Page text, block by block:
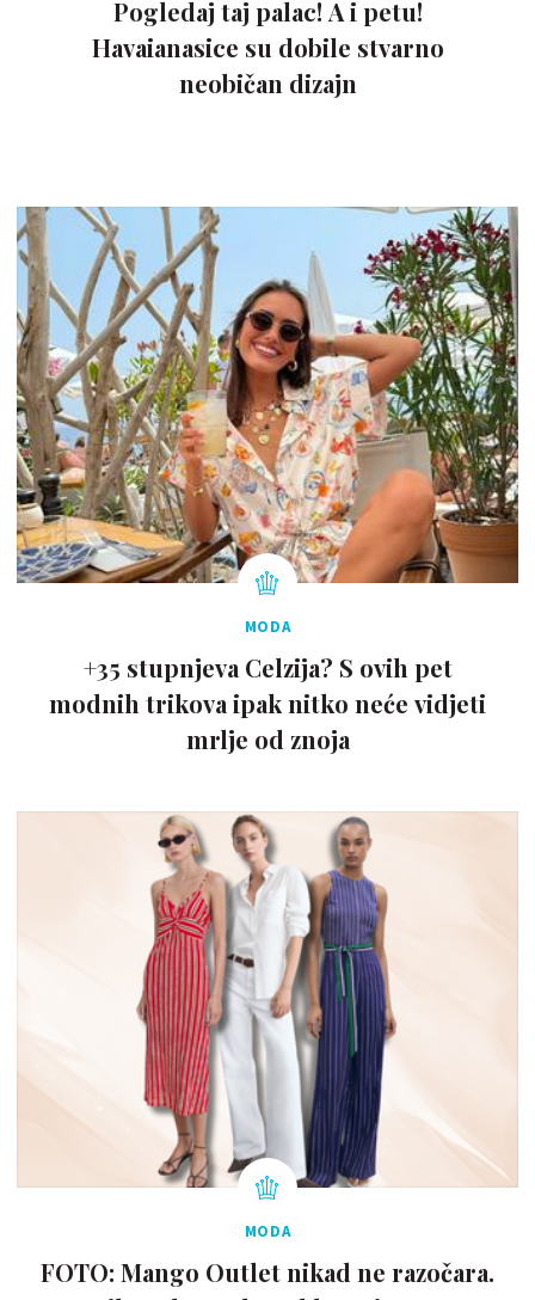
Pogledaj taj palac! A i petu!
Havaianasice su dobile stvarno
neobičan dizajn
MODA
+35 stupnjeva Celzija? S ovih pet
modnih trikova ipak nitko neće vidjeti
mrlje od znoja
MODA
FOTO: Mango Outlet nikad ne razočara.